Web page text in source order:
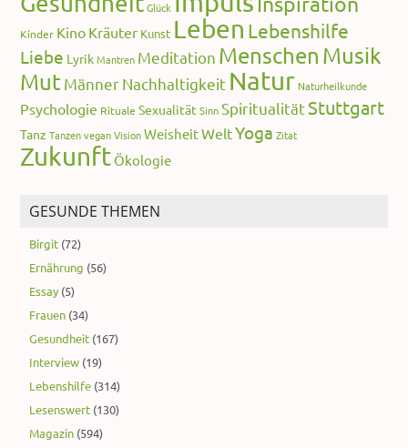
Glück
Kinder Kino Kräuter Kunst Leben Lebenshilfe
Liebe Lyrik Mantren Meditation Menschen Musik
Mut MännerNachhaltigkeit Natur Naturheilkunde
Psychologie Rituale Sexualität Sinn SpiritualitätStuttgart
Tanz Tanzen vegan Vision WeisheitWeltYoga Zitat
Zukunft Ökologie
GESUNDE THEMEN
Birgit (72)
Ernährung (56)
Essay (5)
Frauen (34)
Gesundheit (167)
Interview (19)
Lebenshilfe (314)
Lesenswert (130)
Magazin (594)